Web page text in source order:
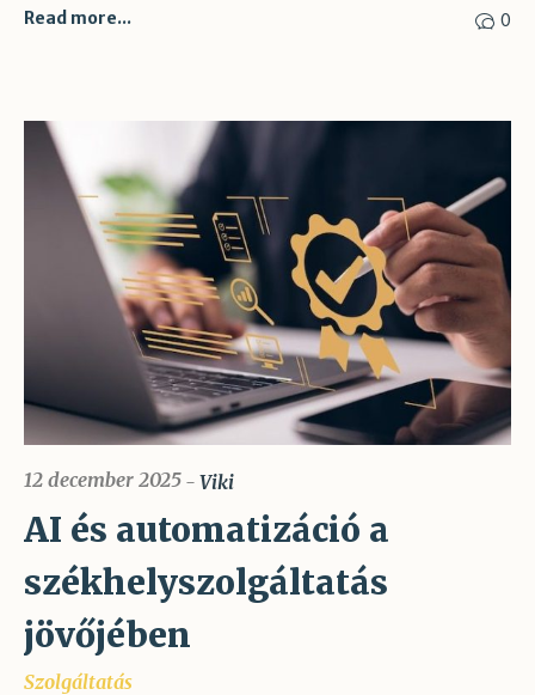
0
Read more...
12 december 2025 Viki
AI és automatizáció a
székhelyszolgáltatás
jövőjében
Szolgáltatás